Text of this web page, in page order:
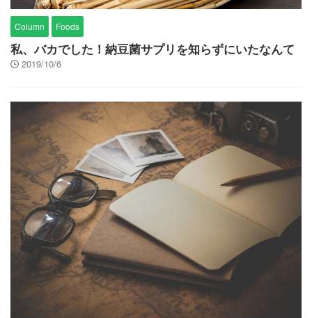
Column Foods
私、バカでした！納豆菌サプリを知らずにいたなんて
2019/10/6